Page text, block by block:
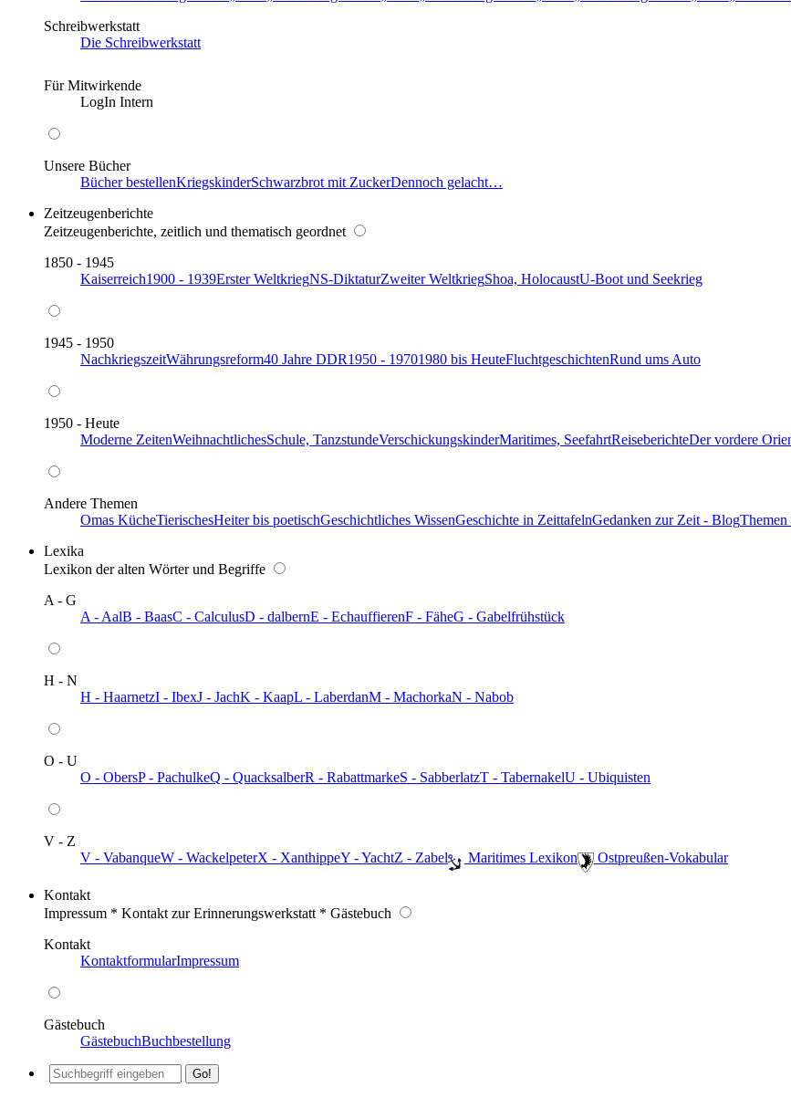
Schreibwerkstatt
Die Schreibwerkstatt
Für Mitwirkende
LogIn Intern
Unsere Bücher
Bücher bestellenKriegskinderSchwarzbrot mit ZuckerDennoch gelacht…
Zeitzeugenberichte
Zeitzeugenberichte, zeitlich und thematisch geordnet
1850 - 1945
Kaiserreich1900 - 1939Erster WeltkriegNS-DiktaturZweiter WeltkriegShoa, HolocaustU-Boot und Seekrieg
1945 - 1950
NachkriegszeitWährungsreform40 Jahre DDR1950 - 19701980 bis HeuteFluchtgeschichtenRund ums Auto
1950 - Heute
Moderne ZeitenWeihnachtlichesSchule, TanzstundeVerschickungskinderMaritimes, SeefahrtReiseberichteDer vordere
Andere Themen
Omas KücheTierischesHeiter bis poetischGeschichtliches WissenGeschichte in ZeittafelnGedanken zur Zeit - Blog
Lexika
Lexikon der alten Wörter und Begriffe
A - G
A - AalB - BaasC - CalculusD - dalbernE - EchauffierenF - FäheG - Gabelfrühstück
H - N
H - HaarnetzI - IbexJ - JachK - KaapL - LaberdanM - MachorkaN - Nabob
O - U
O - ObersP - PachulkeQ - QuacksalberR - RabattmarkeS - SabberlatzT - TabernakelU - Ubiquisten
V - Z
V - VabanqueW - WackelpeterX - XanthippeY - YachtZ - Zabel ️ Maritimes Lexikon ️ Ostpreußen-Vokabular
Kontakt
Impressum * Kontakt zur Erinnerungswerkstatt * Gästebuch
Kontakt
KontaktformularImpressum
Gästebuch
GästebuchBuchbestellung